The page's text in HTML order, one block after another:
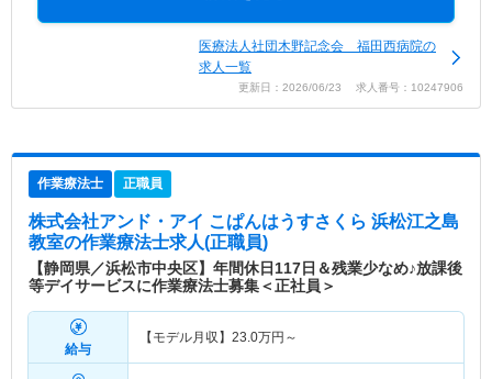
医療法人社団木野記念会 福田西病院の
求人一覧
更新日：2026/06/23 求人番号：10247906
作業療法士 正職員
株式会社アンド・アイ こぱんはうすさくら 浜松江之島
教室の作業療法士求人(正職員)
【静岡県／浜松市中央区】年間休日117日＆残業少なめ♪放課後
等デイサービスに作業療法士募集＜正社員＞
給与
【モデル月収】 23.0万円～